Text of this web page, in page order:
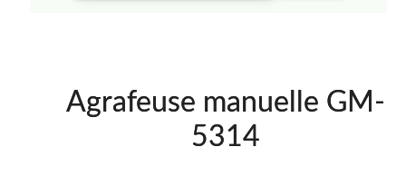
Offres et Opportunités
Agrafeuse manuelle GM-
5314